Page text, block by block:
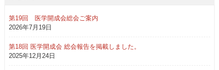
第19回 医学開成会総会ご案内
2026年7月19日
第18回 医学開成会 総会報告を掲載しました。
2025年12月24日